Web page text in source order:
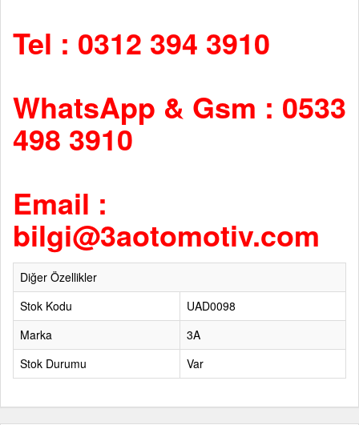
Tel : 0312 394 3910
WhatsApp & Gsm : 0533
498 3910
Email :
bilgi@3aotomotiv.com
Diğer Özellikler
Stok Kodu
UAD0098
Marka
3A
Stok Durumu
Var